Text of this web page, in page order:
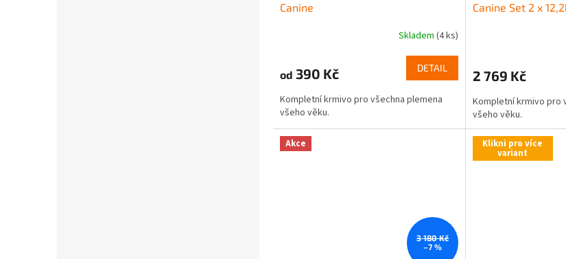
Canine
Skladem (4 ks)
od 390 Kč DETAIL
Kompletní krmivo pro všechna plemena
všeho věku.
Canine Set 2 x
2 769 Kč
Kompletní krmivo pro
všeho věku.
Akce
3 180 Kč
–7 %
Klikni pro více
variant